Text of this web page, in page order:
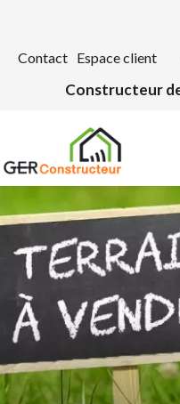
Contact Espace client
Constructeur